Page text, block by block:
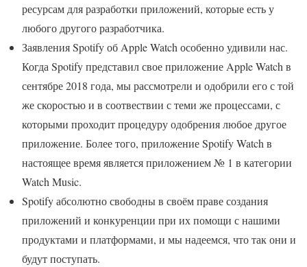
ресурсам для разработки приложений, которые есть у
любого другого разработчика.
Заявления Spotify об Apple Watch особенно удивили нас.
Когда Spotify представил свое приложение Apple Watch в
сентябре 2018 года, мы рассмотрели и одобрили его с той
же скоростью и в соотвествии с теми же процессами, с
которыми проходит процедуру одобрения любое другое
приложение. Более того, приложение Spotify Watch в
настоящее время является приложением № 1 в категории
Watch Music.
Spotify абсолютно свободны в своём праве создания
приложений и конкуренции при их помощи с нашими
продуктами и платформами, и мы надеемся, что так они и
будут поступать.